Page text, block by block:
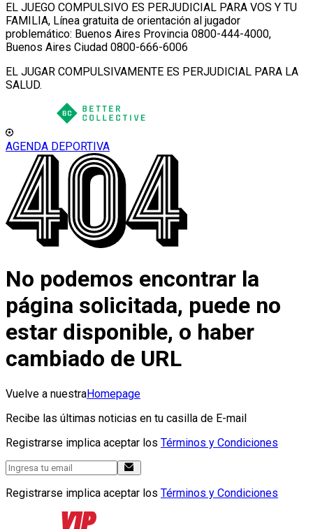
EL JUEGO COMPULSIVO ES PERJUDICIAL PARA VOS Y TU
FAMILIA, Línea gratuita de orientación al jugador
problemático: Buenos Aires Provincia 0800-444-4000,
Buenos Aires Ciudad 0800-666-6006
EL JUGAR COMPULSIVAMENTE ES PERJUDICIAL PARA LA
SALUD.
AGENDA DEPORTIVA
No podemos encontrar la
página solicitada, puede no
estar disponible, o haber
cambiado de URL
Vuelve a nuestraHomepage
Recibe las últimas noticias en tu casilla de E-mail
Registrarse implica aceptar los Términos y Condiciones
Registrarse implica aceptar los Términos y Condiciones